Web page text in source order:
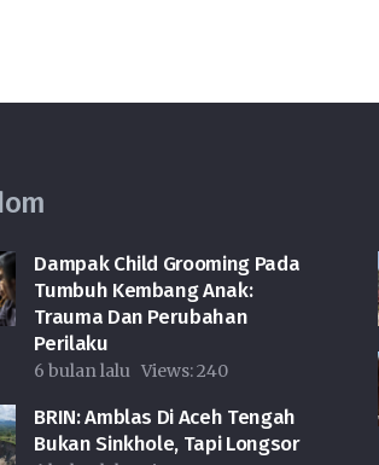
Dampak Child Grooming Pada
Tumbuh Kembang Anak:
Trauma Dan Perubahan
Perilaku
6 bulan lalu Views:240
BRIN: Amblas Di Aceh Tengah
Bukan Sinkhole, Tapi Longsor